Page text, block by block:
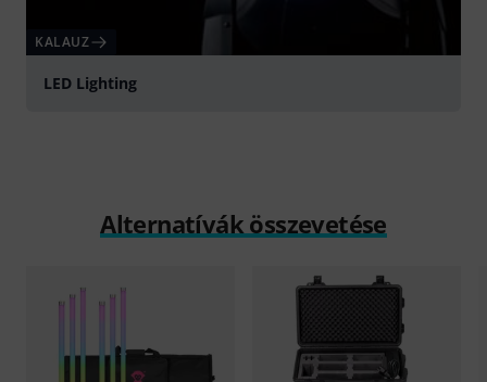
KALAUZ
LED Lighting
Alternatívák összevetése